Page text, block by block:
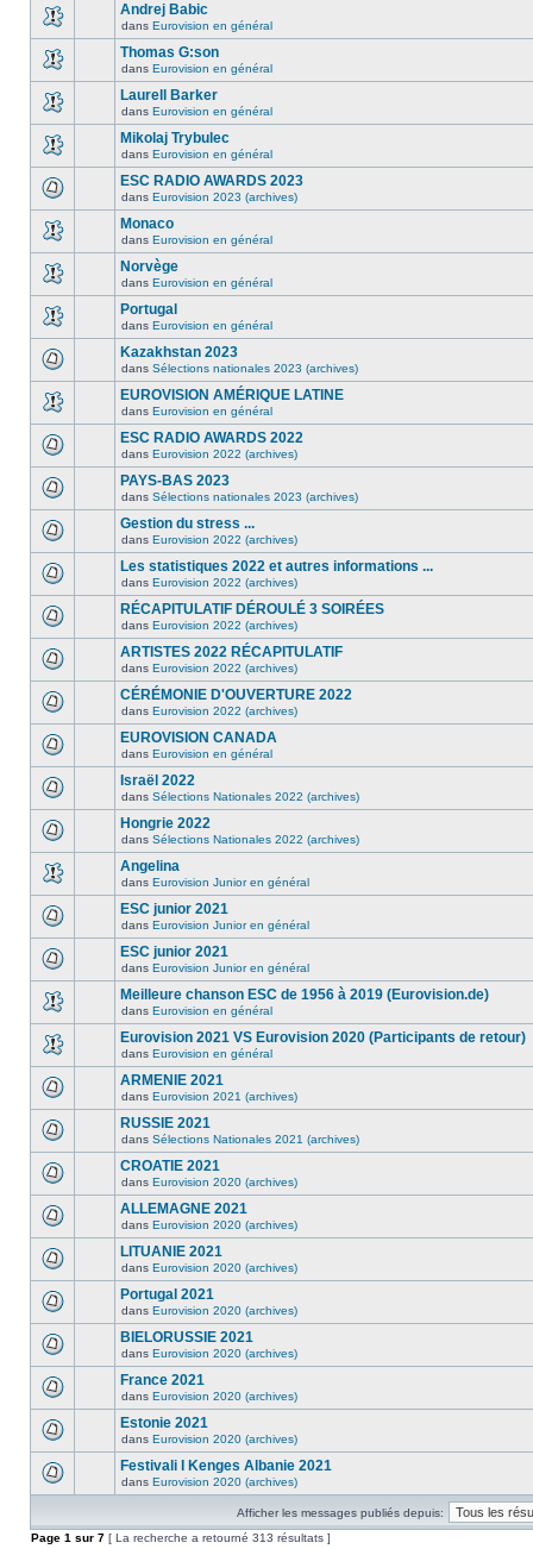
Andrej Babic
dans Eurovision en général
Thomas G:son
dans Eurovision en général
Laurell Barker
dans Eurovision en général
Mikolaj Trybulec
dans Eurovision en général
ESC RADIO AWARDS 2023
dans Eurovision 2023 (archives)
Monaco
dans Eurovision en général
Norvège
dans Eurovision en général
Portugal
dans Eurovision en général
Kazakhstan 2023
dans Sélections nationales 2023 (archives)
EUROVISION AMÉRIQUE LATINE
dans Eurovision en général
ESC RADIO AWARDS 2022
dans Eurovision 2022 (archives)
PAYS-BAS 2023
dans Sélections nationales 2023 (archives)
Gestion du stress ...
dans Eurovision 2022 (archives)
Les statistiques 2022 et autres informations ...
dans Eurovision 2022 (archives)
RÉCAPITULATIF DÉROULÉ 3 SOIRÉES
dans Eurovision 2022 (archives)
ARTISTES 2022 RÉCAPITULATIF
dans Eurovision 2022 (archives)
CÉRÉMONIE D'OUVERTURE 2022
dans Eurovision 2022 (archives)
EUROVISION CANADA
dans Eurovision en général
Israël 2022
dans Sélections Nationales 2022 (archives)
Hongrie 2022
dans Sélections Nationales 2022 (archives)
Angelina
dans Eurovision Junior en général
ESC junior 2021
dans Eurovision Junior en général
ESC junior 2021
dans Eurovision Junior en général
Meilleure chanson ESC de 1956 à 2019 (Eurovision.de)
dans Eurovision en général
Eurovision 2021 VS Eurovision 2020 (Participants de retour)
dans Eurovision en général
ARMENIE 2021
dans Eurovision 2021 (archives)
RUSSIE 2021
dans Sélections Nationales 2021 (archives)
CROATIE 2021
dans Eurovision 2020 (archives)
ALLEMAGNE 2021
dans Eurovision 2020 (archives)
LITUANIE 2021
dans Eurovision 2020 (archives)
Portugal 2021
dans Eurovision 2020 (archives)
BIELORUSSIE 2021
dans Eurovision 2020 (archives)
France 2021
dans Eurovision 2020 (archives)
Estonie 2021
dans Eurovision 2020 (archives)
Festivali I Kenges Albanie 2021
dans Eurovision 2020 (archives)
Afficher les messages publiés depuis:
Page 1 sur 7 [ La recherche a retourné 313 résultats ]